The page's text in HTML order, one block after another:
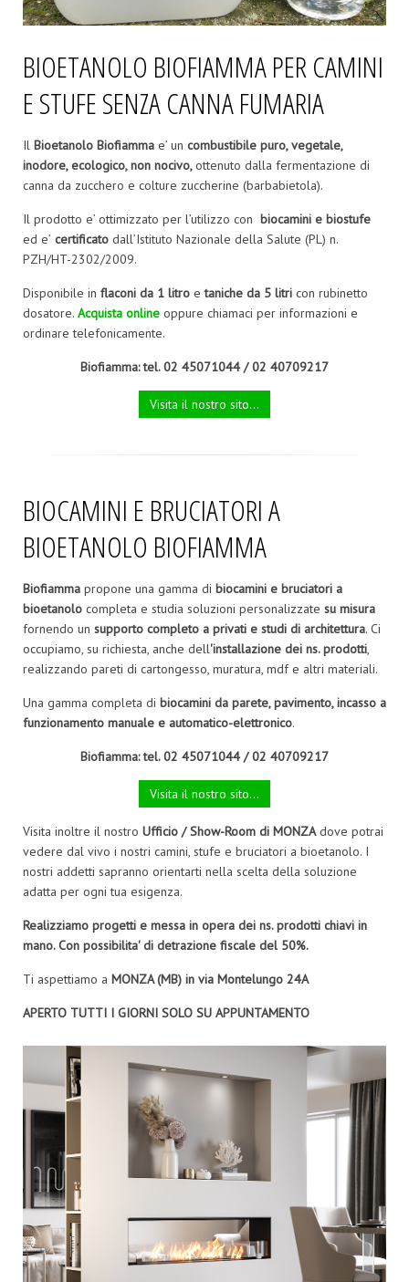
BIOETANOLO BIOFIAMMA PER CAMINI
E STUFE SENZA CANNA FUMARIA
Il Bioetanolo Biofiamma e’ un combustibile puro, vegetale,
inodore, ecologico, non nocivo,ottenuto dalla fermentazione di
canna da zucchero e colture zuccherine (barbabietola).
Il prodotto e’ ottimizzato per l’utilizzo con biocamini e biostufe
ed e’ certificato dall’Istituto Nazionale della Salute (PL) n.
PZH/HT-2302/2009.
Disponibile in flaconi da 1 litro etaniche da 5 litri con rubinetto
dosatore. Acquista online oppure chiamaci per informazioni e
ordinare telefonicamente.
Biofiamma: tel. 02 45071044 / 02 40709217
Visita il nostro sito...
BIOCAMINI E BRUCIATORI A
BIOETANOLO BIOFIAMMA
Biofiamma propone una gamma di biocamini e bruciatori a
bioetanolo completa e studia soluzioni personalizzate su misura
fornendo un supporto completo a privati e studi di architettura. Ci
occupiamo, su richiesta, anche dell'installazione dei ns. prodotti,
realizzando pareti di cartongesso, muratura, mdf e altri materiali.
Una gamma completa di biocamini da parete, pavimento, incasso a
funzionamento manuale e automatico-elettronico.
Biofiamma: tel. 02 45071044 / 02 40709217
Visita il nostro sito...
Visita inoltre il nostro Ufficio / Show-Room di MONZAdove potrai
vedere dal vivo i nostri camini, stufe e bruciatori a bioetanolo. I
nostri addetti sapranno orientarti nella scelta della soluzione
adatta per ogni tua esigenza.
Realizziamo progetti e messa in opera dei ns. prodotti chiavi in
mano. Con possibilita' di detrazione fiscale del 50%.
Ti aspettiamo a MONZA (MB) in via Montelungo 24A
APERTO TUTTI I GIORNI SOLO SU APPUNTAMENTO